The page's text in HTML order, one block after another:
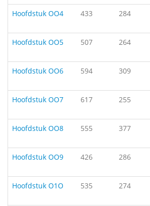
Hoofdstuk OO4
433 284
Hoofdstuk OO5
507 264
Hoofdstuk OO6
594 309
Hoofdstuk OO7
617 255
Hoofdstuk OO8
555 377
Hoofdstuk OO9
426 286
Hoofdstuk O1O
535 274